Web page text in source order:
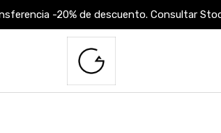
-20% de descuento. Consultar